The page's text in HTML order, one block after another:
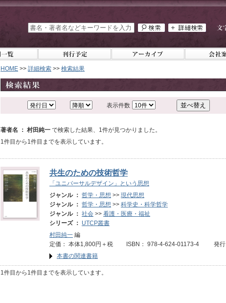
HOME >> 詳細検索 >> 検索結果
表示件数
著者名 ： 村田純一 で検索した結果、1件が見つかりました。
1件目から1件目までを表示しています。
共生のための技術哲学
「ユニバーサルデザイン」という思想
ジャンル ： 哲学・思想 >> 現代思想
ジャンル ： 哲学・思想 >> 科学史・科学哲学
ジャンル ： 社会 >> 看護・医療・福祉
シリーズ ： UTCP叢書
村田純一 編
定価： 本体1,800円＋税 ISBN： 978-4-624-01173-4 発行
本書の関連書籍
1件目から1件目までを表示しています。